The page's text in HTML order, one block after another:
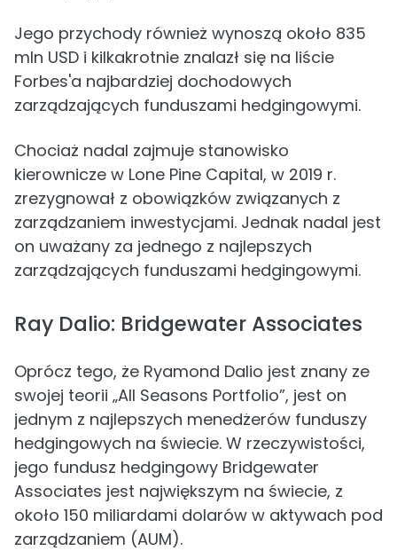
Jego przychody również wynoszą około 835
mln USD i kilkakrotnie znalazł się na liście
Forbes'a najbardziej dochodowych
zarządzających funduszami hedgingowymi.
Chociaż nadal zajmuje stanowisko
kierownicze w Lone Pine Capital, w 2019 r.
zrezygnował z obowiązków związanych z
zarządzaniem inwestycjami. Jednak nadal jest
on uważany za jednego z najlepszych
zarządzających funduszami hedgingowymi.
Ray Dalio: Bridgewater Associates
Oprócz tego, że Ryamond Dalio jest znany ze
swojej teorii „All Seasons Portfolio”, jest on
jednym z najlepszych menedżerów funduszy
hedgingowych na świecie. W rzeczywistości,
jego fundusz hedgingowy Bridgewater
Associates jest największym na świecie, z
około 150 miliardami dolarów w aktywach pod
zarządzaniem (AUM).